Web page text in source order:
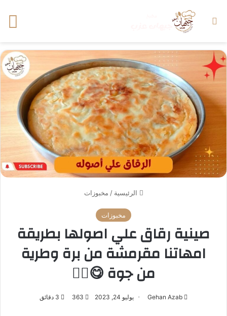
بحث عن
الرئيسية / مخبوزات
مخبوزات
صينية رقاق علي اصولها بطريقة
امهاتنا مقرمشة من برة وطرية
من جوة 😋❤️‍🔥
Gehan Azab يوليو 24, 2023 363